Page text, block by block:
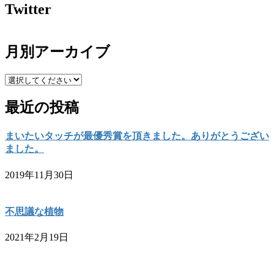
Twitter
月別アーカイブ
最近の投稿
まいたいタッチが最優秀賞を頂きました。ありがとうござい
ました。
2019年11月30日
不思議な植物
2021年2月19日